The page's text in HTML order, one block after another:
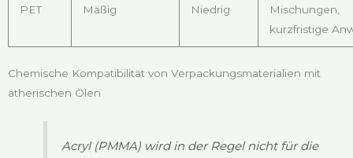
PET Mäßig Niedrig
Mischungen,
kurzfristige
Chemische Kompatibilität von Verpackungsmaterialien mit
ätherischen Ölen
Acryl (PMMA) wird in der Regel nicht für die